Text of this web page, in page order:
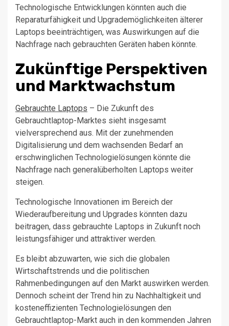
Technologische Entwicklungen könnten auch die
Reparaturfähigkeit und Upgrademöglichkeiten älterer
Laptops beeinträchtigen, was Auswirkungen auf die
Nachfrage nach gebrauchten Geräten haben könnte.
Zukünftige Perspektiven
und Marktwachstum
Gebrauchte Laptops – Die Zukunft des
Gebrauchtlaptop-Marktes sieht insgesamt
vielversprechend aus. Mit der zunehmenden
Digitalisierung und dem wachsenden Bedarf an
erschwinglichen Technologielösungen könnte die
Nachfrage nach generalüberholten Laptops weiter
steigen.
Technologische Innovationen im Bereich der
Wiederaufbereitung und Upgrades könnten dazu
beitragen, dass gebrauchte Laptops in Zukunft noch
leistungsfähiger und attraktiver werden.
Es bleibt abzuwarten, wie sich die globalen
Wirtschaftstrends und die politischen
Rahmenbedingungen auf den Markt auswirken werden.
Dennoch scheint der Trend hin zu Nachhaltigkeit und
kosteneffizienten Technologielösungen den
Gebrauchtlaptop-Markt auch in den kommenden Jahren